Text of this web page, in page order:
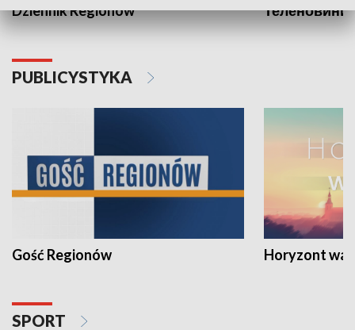
Dziennik Regionów Теленовини
PUBLICYSTYKA
Gość Regionów Horyzont
SPORT